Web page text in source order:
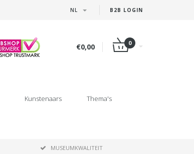
B2B LOGIN
NL
€0,00 0
Kunstenaars Thema's
MUSEUMKWALITEIT